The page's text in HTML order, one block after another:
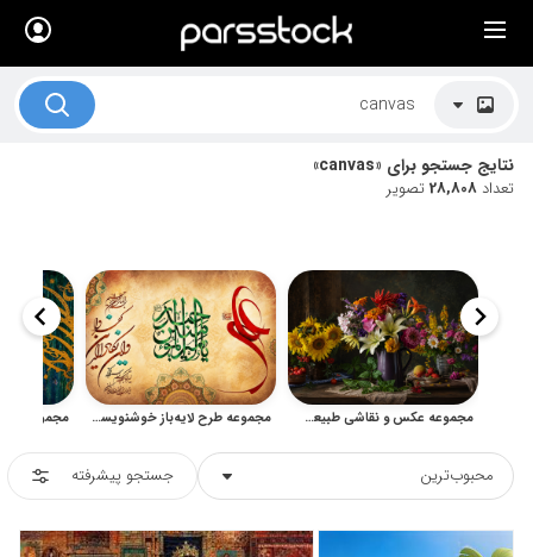
نتایج جستجو برای «canvas»
تعداد 28,808تصویر
مجموعه عکس و نقاشی طبیعت بی‌جان گل و گلدان مجموعه طرح لایه‌باز خوشنویسی و تایپوگرافی اسلامی
محبوب‌ترین جستجو پیشرفته
× لیست قیمت ها
موضوعات تصاویر
هنرمندان ایرانی
کسب درآمد از فروش تصاویر
021 28428845
تماس با ما
بلاگ پارس استاک